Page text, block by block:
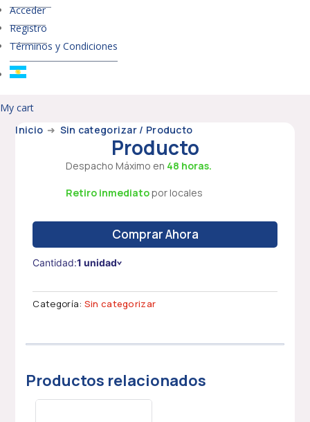
Acceder
Registro
Términos y Condiciones
My cart
Inicio ➜ Sin categorizar / Producto
Producto
Despacho Máximo en 48 horas.
Retiro inmediatopor locales
Comprar Ahora
Cantidad:1 unidad
Categoría: Sin categorizar
Productos relacionados